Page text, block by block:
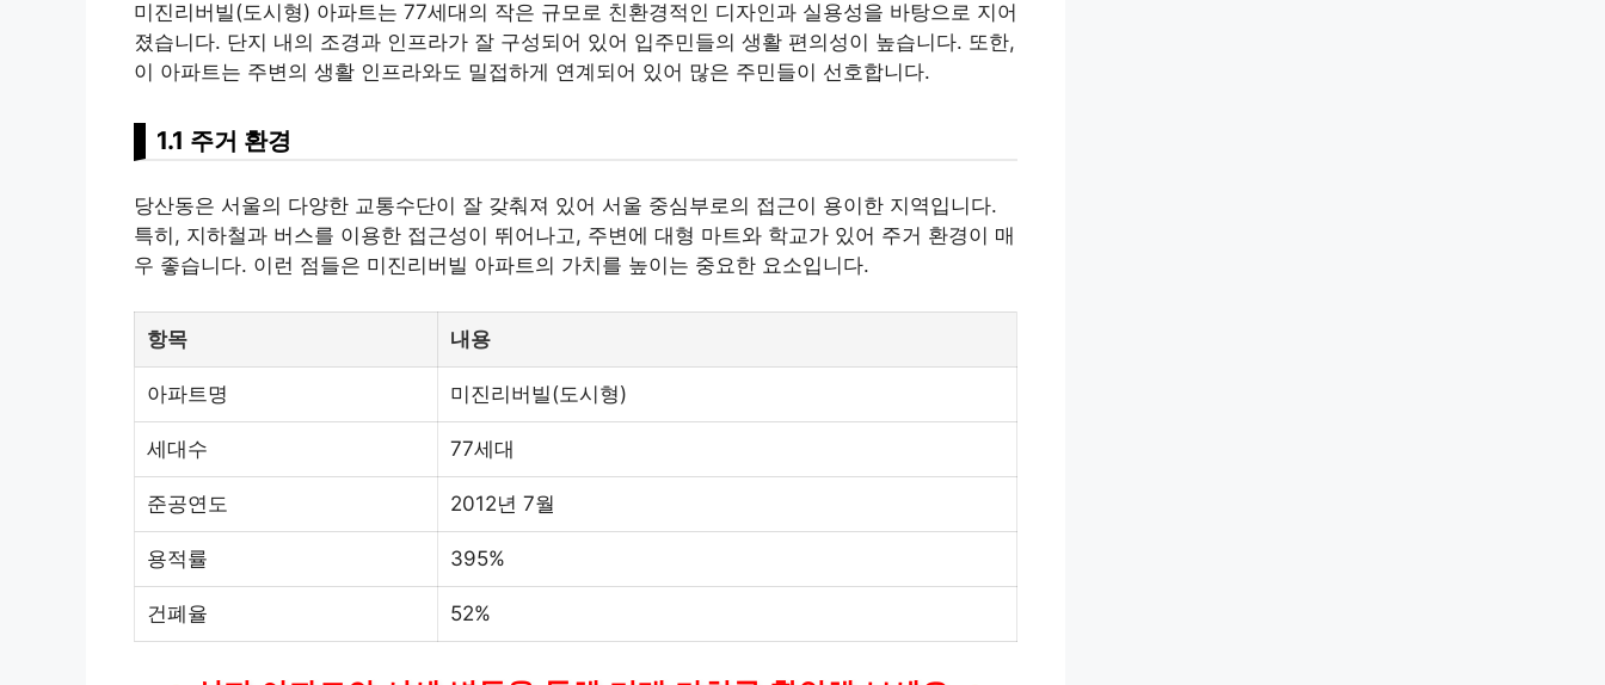
미진리버빌(도시형) 아파트는 77세대의 작은 규모로 친환경적인 디자인과 실용성을 바탕으로 지어
졌습니다. 단지 내의 조경과 인프라가 잘 구성되어 있어 입주민들의 생활 편의성이 높습니다. 또한,
이 아파트는 주변의 생활 인프라와도 밀접하게 연계되어 있어 많은 주민들이 선호합니다.
1.1 주거 환경
당산동은 서울의 다양한 교통수단이 잘 갖춰져 있어 서울 중심부로의 접근이 용이한 지역입니다.
특히, 지하철과 버스를 이용한 접근성이 뛰어나고, 주변에 대형 마트와 학교가 있어 주거 환경이 매
우 좋습니다. 이런 점들은 미진리버빌 아파트의 가치를 높이는 중요한 요소입니다.
항목 내용
아파트명 미진리버빌(도시형)
세대수 77세대
준공연도 2012년 7월
용적률 395%
건폐율 52%